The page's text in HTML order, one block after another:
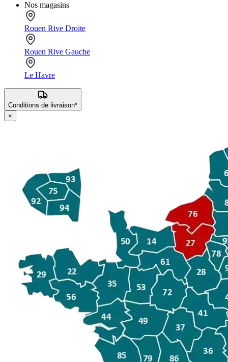
Nos magasins
Rouen Rive Droite
Rouen Rive Gauche
Le Havre
Conditions de livraison*
×